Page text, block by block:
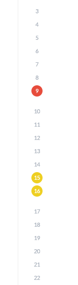
3
4
5
6
7
8
9
10
11
12
13
14
15
16
17
18
19
20
21
22